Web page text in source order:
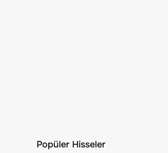
Popüler Hisseler